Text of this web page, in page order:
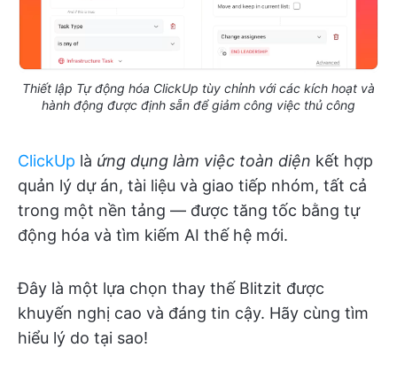
Thiết lập Tự động hóa ClickUp tùy chỉnh với các kích hoạt và
hành động được định sẵn để giảm công việc thủ công
ClickUp là ứng dụng làm việc toàn diện kết hợp
quản lý dự án, tài liệu và giao tiếp nhóm, tất cả
trong một nền tảng — được tăng tốc bằng tự
động hóa và tìm kiếm AI thế hệ mới.
Đây là một lựa chọn thay thế Blitzit được
khuyến nghị cao và đáng tin cậy. Hãy cùng tìm
hiểu lý do tại sao!